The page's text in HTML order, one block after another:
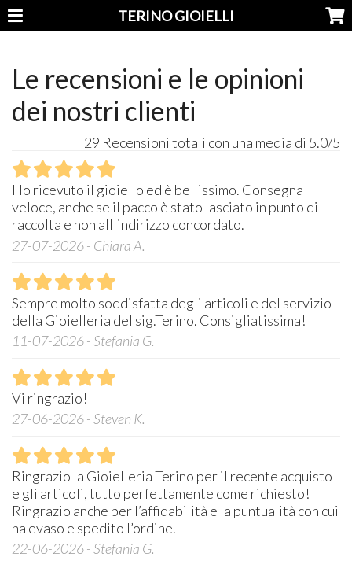
TERINO GIOIELLI
Le recensioni e le opinioni
dei nostri clienti
29 Recensioni totali con una media di 5.0/5
Ho ricevuto il gioiello ed è bellissimo. Consegna
veloce, anche se il pacco è stato lasciato in punto di
raccolta e non all'indirizzo concordato.
27-07-2026 - Chiara A.
Sempre molto soddisfatta degli articoli e del servizio
della Gioielleria del sig.Terino. Consigliatissima!
11-07-2026 - Stefania G.
Vi ringrazio!
27-06-2026 - Steven K.
Ringrazio la Gioielleria Terino per il recente acquisto
e gli articoli, tutto perfettamente come richiesto!
Ringrazio anche per l’affidabilità e la puntualità con cui
ha evaso e spedito l’ordine.
22-06-2026 - Stefania G.